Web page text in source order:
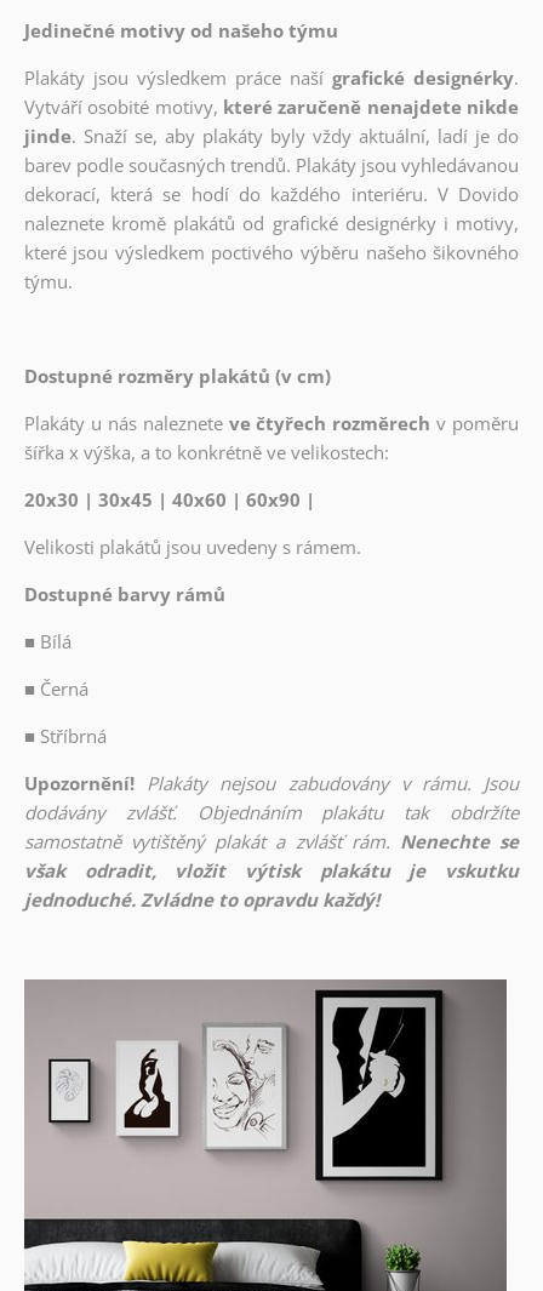
Jedinečné motivy od našeho týmu
Plakáty jsou výsledkem práce naší grafické designérky.
Vytváří osobité motivy, které zaručeně nenajdete nikde
jinde. Snaží se, aby plakáty byly vždy aktuální, ladí je do
barev podle současných trendů. Plakáty jsou vyhledávanou
dekorací, která se hodí do každého interiéru. V Dovido
naleznete kromě plakátů od grafické designérky i motivy,
které jsou výsledkem poctivého výběru našeho šikovného
týmu.
Dostupné rozměry plakátů (v cm)
Plakáty u nás naleznete ve čtyřech rozměrech v poměru
šířka x výška, a to konkrétně ve velikostech:
20x30 | 30x45 | 40x60 | 60x90 |
Velikosti plakátů jsou uvedeny s rámem.
Dostupné barvy rámů
■ Bílá
■ Černá
■ Stříbrná
Upozornění! Plakáty nejsou zabudovány v rámu. Jsou
dodávány zvlášť. Objednáním plakátu tak obdržíte
samostatně vytištěný plakát a zvlášť rám. Nenechte se
však odradit, vložit výtisk plakátu je vskutku
jednoduché. Zvládne to opravdu každý!